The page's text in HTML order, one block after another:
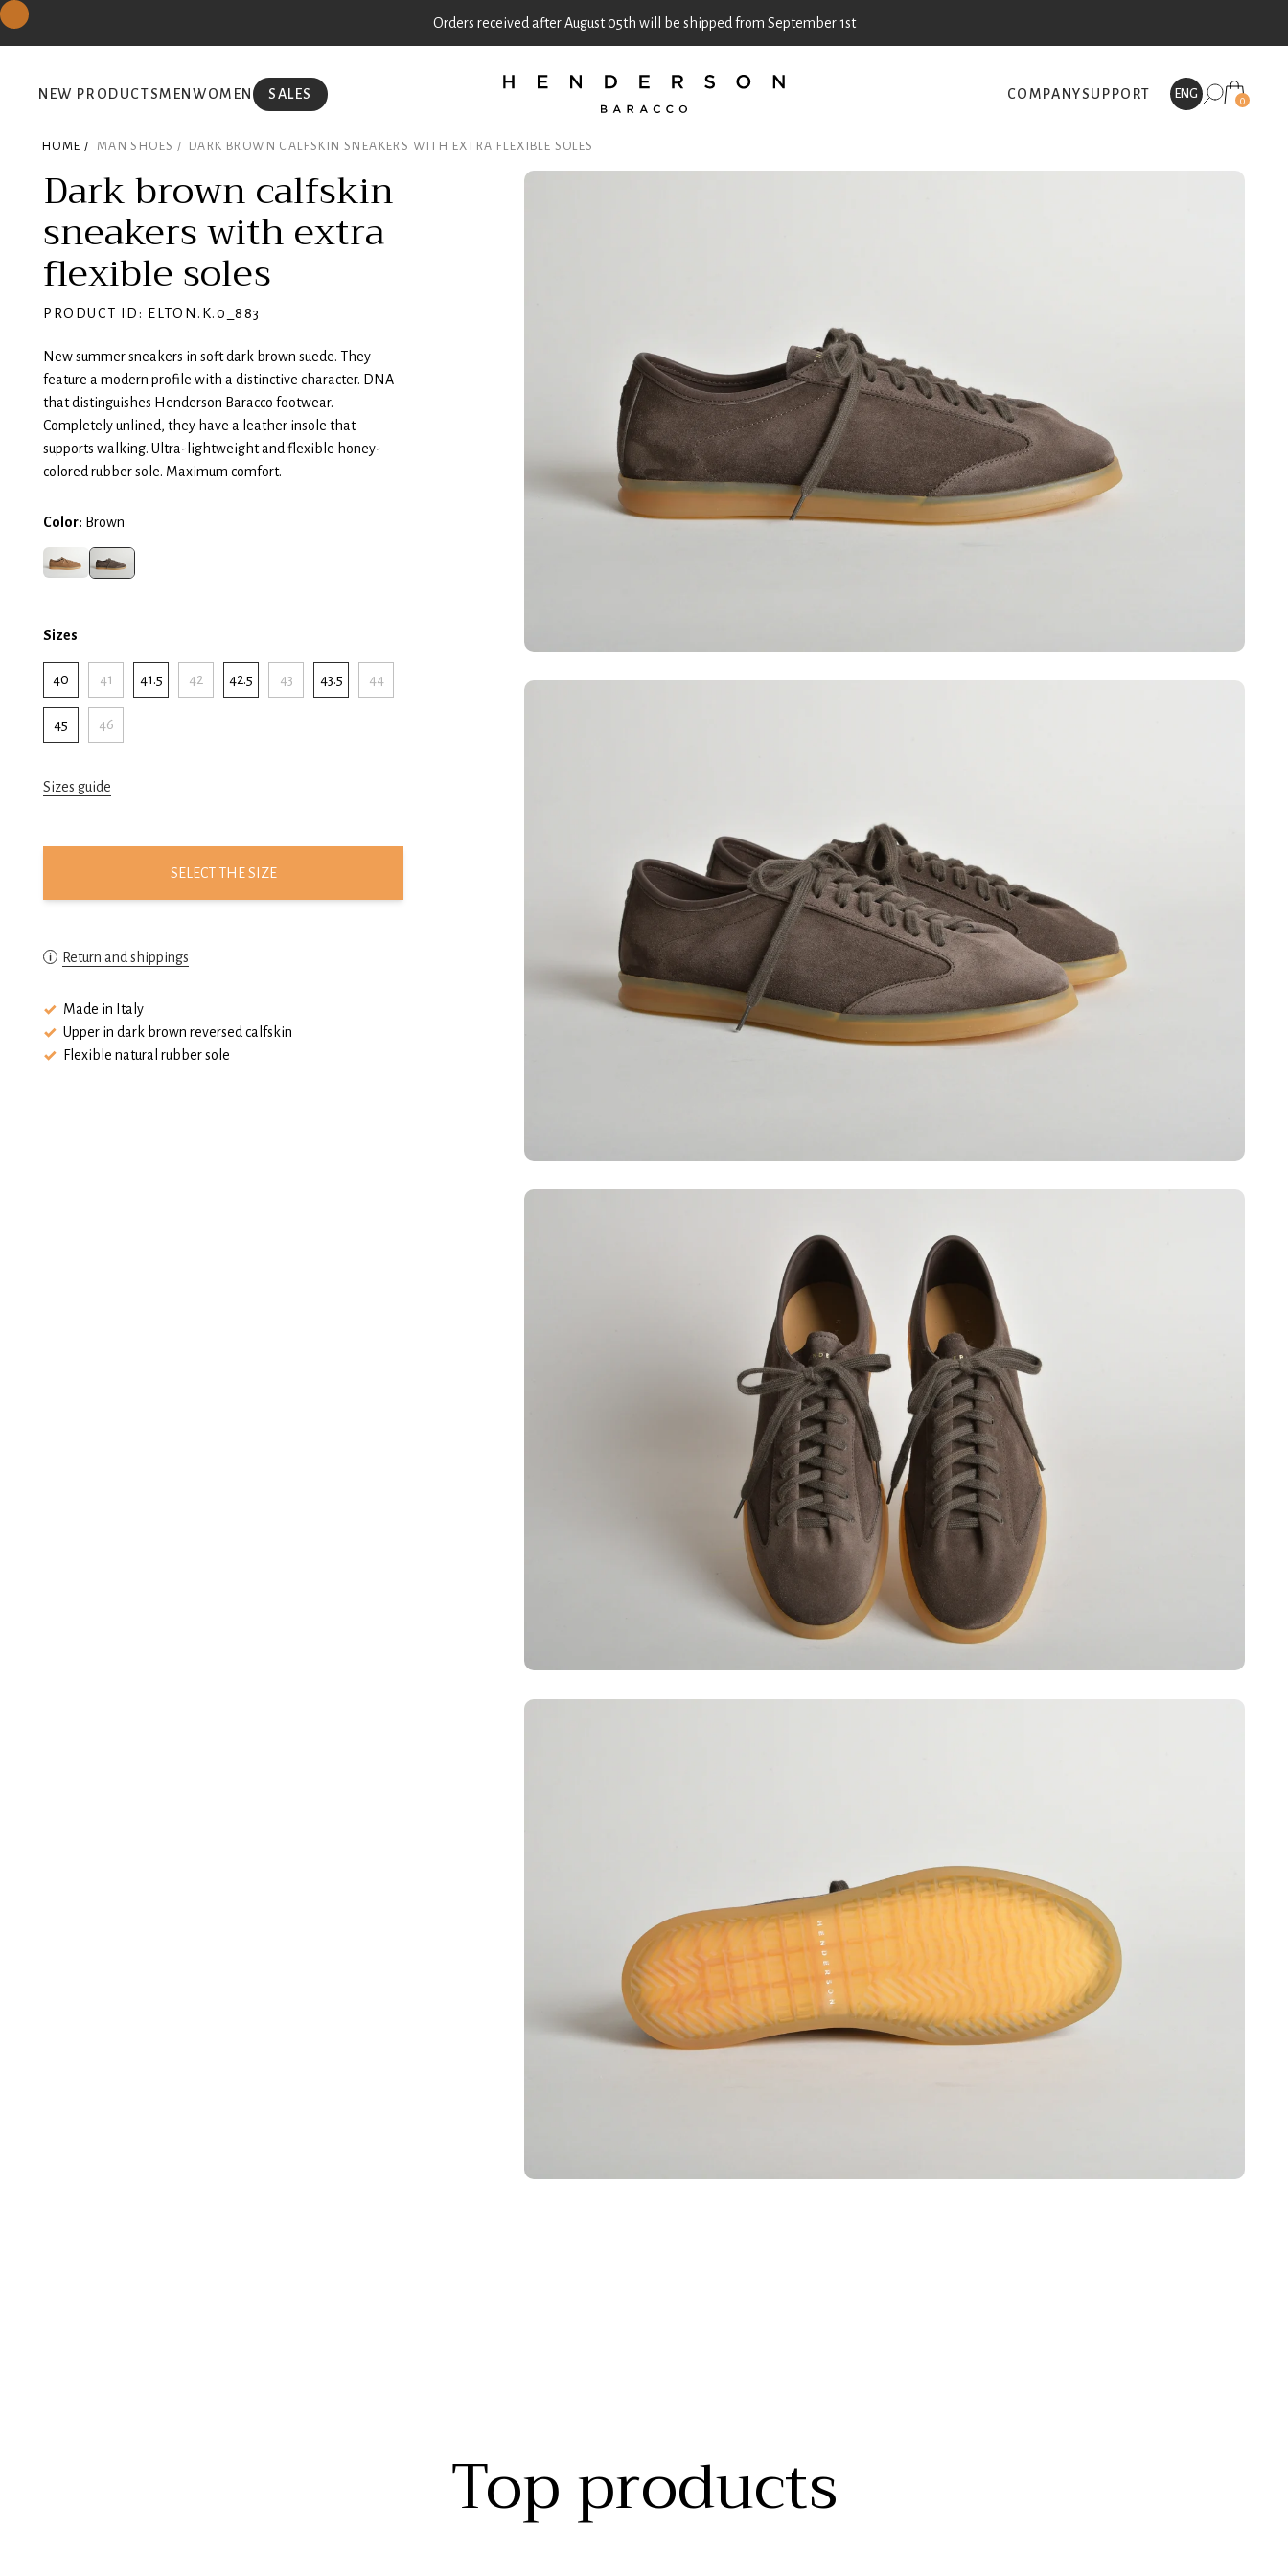
Orders received after August 05th will be shipped from September 1st
NEW PRODUCTSMENWOMEN SALES COMPANYSUPPORT ENG 0
HOME / MAN SHOES / DARK BROWN CALFSKIN SNEAKERS WITH EXTRA FLEXIBLE SOLES
Dark brown calfskin
sneakers with extra
flexible soles
PRODUCT ID: ELTON.K.0_883
New summer sneakers in soft dark brown suede. They
feature a modern profile with a distinctive character. DNA
that distinguishes Henderson Baracco footwear.
Completely unlined, they have a leather insole that
supports walking. Ultra-lightweight and flexible honey-
colored rubber sole. Maximum comfort.
Color: Brown
Sizes
40 41 41.5 42 42.5 43 43.5 44
45 46
Sizes guide
SELECT THE SIZE
Return and shippings
Made in Italy
Upper in dark brown reversed calfskin
Flexible natural rubber sole
Top products